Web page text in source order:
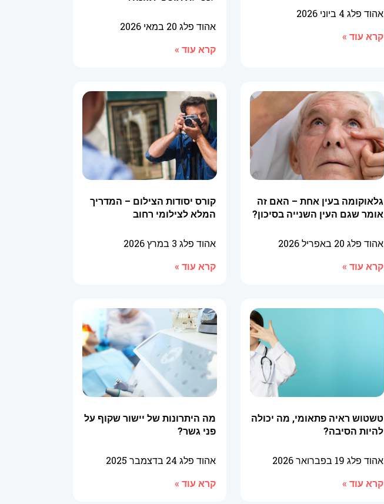
אהוד פלג 4 ביוני 2026
קרא עוד »
אהוד פלג 20 במאי 2026
קרא עוד »
גלאוקומה בעין אחת – האם זה
אומר שגם העין השנייה בסיכון?
אהוד פלג 20 באפריל 2026
קרא עוד »
קורס יסודות הצילום – המדריך
המלא לצילומי רחוב
אהוד פלג 3 במרץ 2026
קרא עוד »
טשטוש ראיה פתאומי, מה יכולה
להיות הסיבה?
אהוד פלג 19 בפברואר 2026
קרא עוד »
מה היתרונות של יישור שקוף על
פני גשר?
אהוד פלג 24 בדצמבר 2025
קרא עוד »